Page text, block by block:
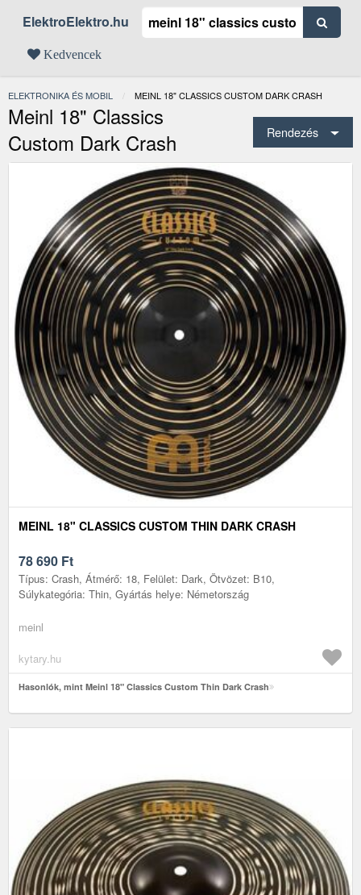
ElektroElektro.hu
Kedvencek
ELEKTRONIKA ÉS MOBIL JELENLEGI:
MEINL 18" CLASSICS CUSTOM DARK CRASH
Meinl 18" Classics
Custom Dark Crash
Rendezés
MEINL 18" CLASSICS CUSTOM THIN DARK CRASH
78 690 Ft
Típus: Crash, Átmérő: 18, Felület: Dark, Ötvözet: B10,
Súlykategória: Thin, Gyártás helye: Németország
meinl
kytary.hu
Hasonlók, mint Meinl 18" Classics Custom Thin Dark Crash